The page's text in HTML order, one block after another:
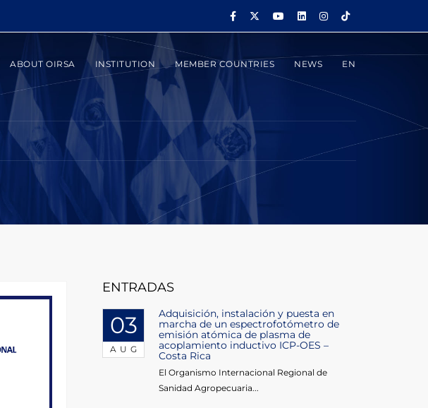
ABOUT OIRSA INSTITUTION MEMBER COUNTRIES NEWS EN
ENTRADAS
03
AUG
Adquisición, instalación y puesta en
marcha de un espectrofotómetro de
emisión atómica de plasma de
acoplamiento inductivo ICP-OES –
Costa Rica
El Organismo Internacional Regional de
Sanidad Agropecuaria...